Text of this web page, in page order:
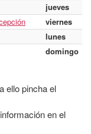
jueves
viernes
lunes
domingo
ello pincha el
en el